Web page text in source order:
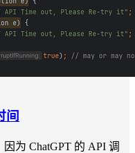
间
为 ChatGPT 的 API 调